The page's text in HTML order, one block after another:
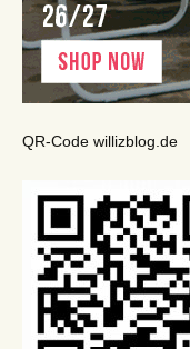
QR-Code willizblog.de